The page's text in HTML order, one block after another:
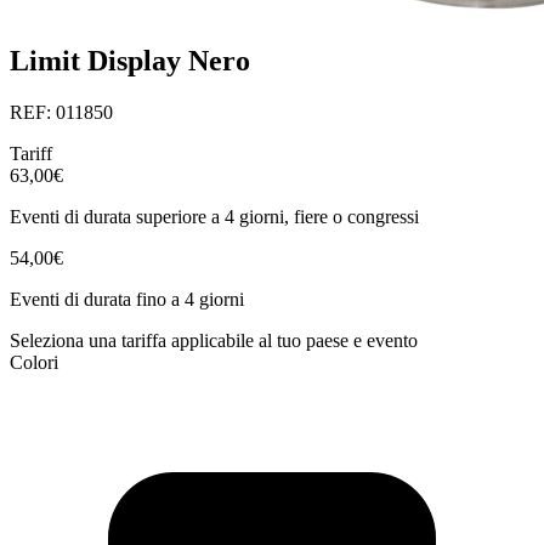
Limit Display Nero
REF: 011850
Tariff
63,00€
Eventi di durata superiore a 4 giorni, fiere o congressi
54,00€
Eventi di durata fino a 4 giorni
Seleziona una tariffa applicabile al tuo paese e evento
Colori